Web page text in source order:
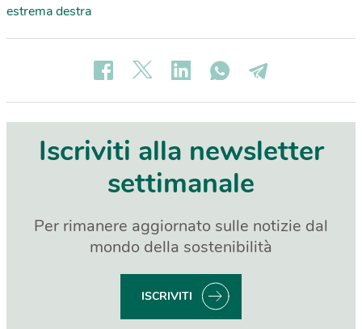
estrema destra
Iscriviti alla newsletter
settimanale
Per rimanere aggiornato sulle notizie dal
mondo della sostenibilità
ISCRIVITI